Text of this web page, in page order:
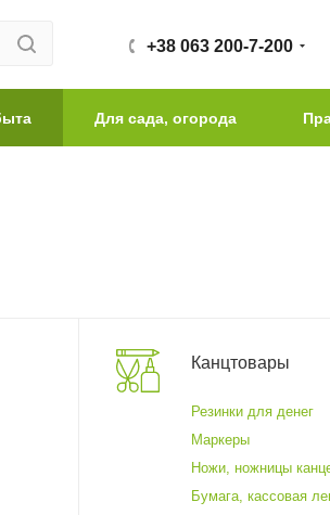
+38 063 200-7-200
Для сада, огорода
Канцтовары
Резинки для денег
Маркеры
Ножи, ножницы
Бумага, кассовая